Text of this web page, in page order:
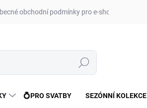
obchodní podmínky pro e-shop ufotaka.eu
Hledat
💍PRO SVATBY SEZÓNNÍ KOLEKCE